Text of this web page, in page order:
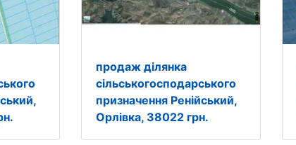
продаж ділянка
сільськогосподарського
призначення Ренійський,
Орлівка, 38022 грн.